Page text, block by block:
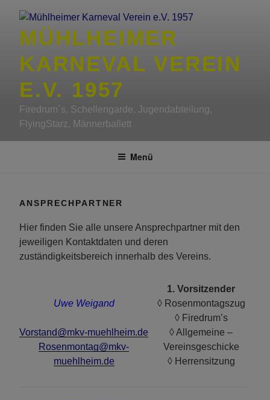
Inhalt
springenMÜHLHEIMER
KARNEVAL VEREIN
E.V. 1957
Firedrum´s, Schellengarde, Jugendabteilung,
FlyingStarz, Männerballett
Menü
ANSPRECHPARTNER
Hier finden Sie alle unsere Ansprechpartner mit den
jeweiligen Kontaktdaten und deren
zuständigkeitsbereich innerhalb des Vereins.
Uwe Weigand
Vorstand@mkv-muehlheim.de
Rosenmontag@mkv-
muehlheim.de
1. Vorsitzender
◊ Rosenmontagszug
◊ Firedrum’s
◊ Allgemeine –
Vereinsgeschicke
◊ Herrensitzung